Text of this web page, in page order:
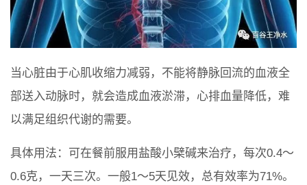
当心脏由于心肌收缩力减弱，不能将静脉回流的血液全
部送入动脉时，就会造成血液淤滞，心排血量降低，难
以满足组织代谢的需要。
具体用法：可在餐前服用盐酸小檗碱来治疗，每次0.4～
0.6克，一天三次。一般1～5天见效，总有效率为71%。